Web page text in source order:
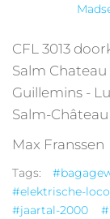
CFL 3013
Salm Chateau
Guillemins -
Salm-
Max Franssen
Tags:
#elektrische-
#jaartal-2000